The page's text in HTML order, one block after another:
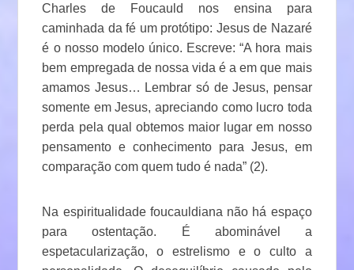
Charles de Foucauld nos ensina para
caminhada da fé um protótipo: Jesus de Nazaré
é o nosso modelo único. Escreve: “A hora mais
bem empregada de nossa vida é a em que mais
amamos Jesus… Lembrar só de Jesus, pensar
somente em Jesus, apreciando como lucro toda
perda pela qual obtemos maior lugar em nosso
pensamento e conhecimento para Jesus, em
comparação com quem tudo é nada” (2).
Na espiritualidade foucauldiana não há espaço
para ostentação. É abominável a
espetacularização, o estrelismo e o culto a